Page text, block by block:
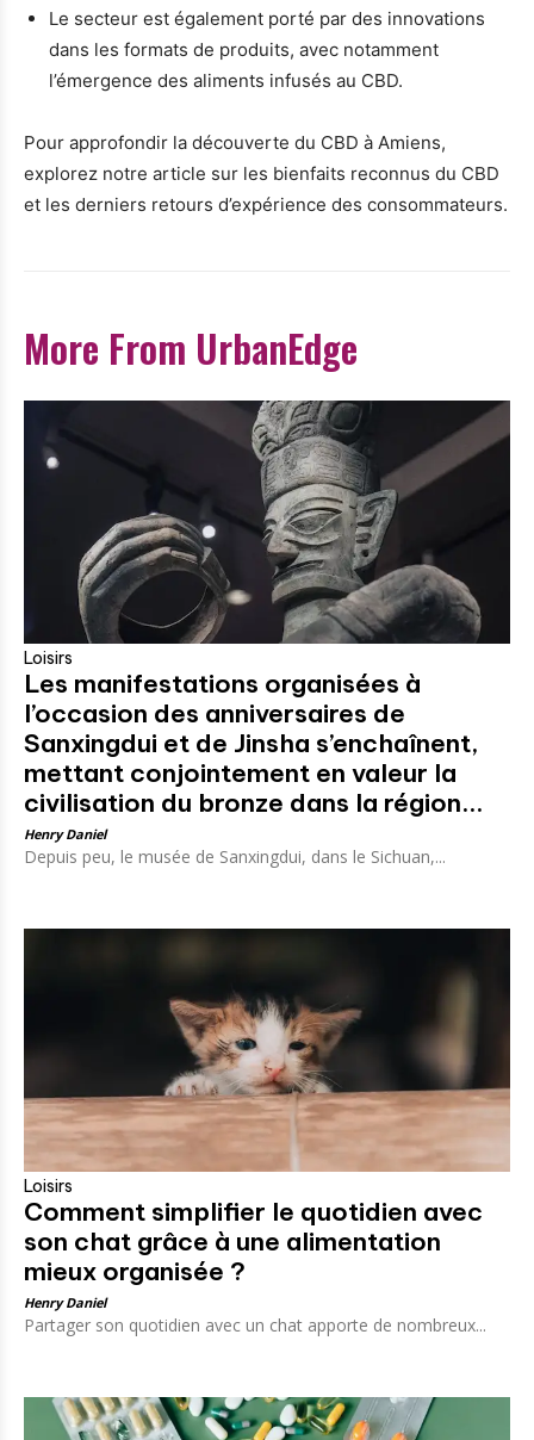
Le secteur est également porté par des innovations
dans les formats de produits, avec notamment
l’émergence des aliments infusés au CBD.
Pour approfondir la découverte du CBD à Amiens,
explorez notre article sur les bienfaits reconnus du CBD
et les derniers retours d’expérience des consommateurs.
More From UrbanEdge
Loisirs
Les manifestations organisées à
l’occasion des anniversaires de
Sanxingdui et de Jinsha s’enchaînent,
mettant conjointement en valeur la
civilisation du bronze dans la région...
Henry Daniel
Depuis peu, le musée de Sanxingdui, dans le Sichuan,...
Loisirs
Comment simplifier le quotidien avec
son chat grâce à une alimentation
mieux organisée ?
Henry Daniel
Partager son quotidien avec un chat apporte de nombreux...